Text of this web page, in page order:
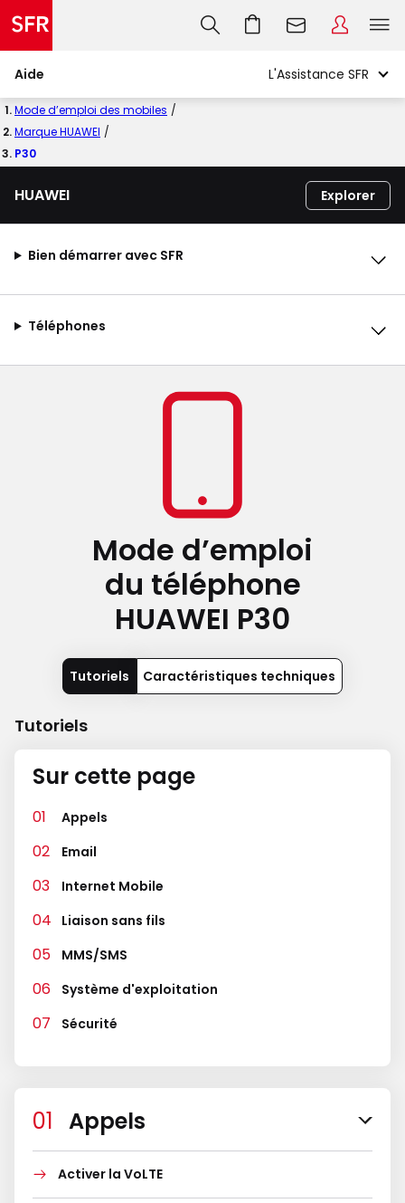
Aide
Mode d’emploi des mobiles
Marque HUAWEI
P30
HUAWEI Explorer
Bien démarrer avec SFR
Téléphones
Mode d’emploi
du téléphone
HUAWEI P30
Tutoriels Caractéristiques techniques
Tutoriels
Sur cette page
Appels
Email
Internet Mobile
Liaison sans fils
MMS/SMS
Système d'exploitation
Sécurité
Appels
Activer la VoLTE